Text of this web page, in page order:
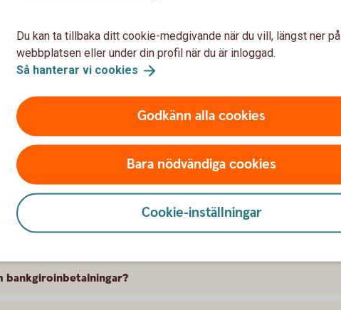
på mina mottagare?
vad är IBAN och BIC?
till utlandet innehålla?
bankgiroinbetalningar?
Du kan ta tillbaka ditt cookie-medgivande när du vill, längst ner på
webbplatsen eller under din profil när du är inloggad.
Så hanterar vi cookies
Godkänn alla cookies
Bara nödvändiga cookies
Cookie-inställningar